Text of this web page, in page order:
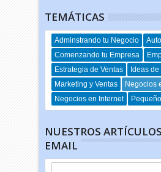
TEMÁTICAS
Adminstrando tu Negocio
Comenzando tu Empresa
Estrategia de Ventas
Ideas
Marketing y Ventas
Negocios
Negocios en Internet
NUESTROS
EMAIL